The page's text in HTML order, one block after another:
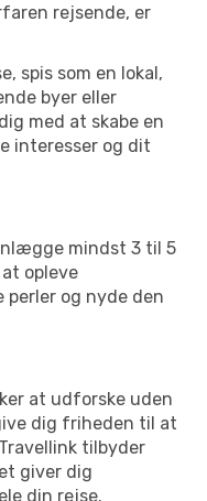
rejsende, er
spis som en lokal,
byer eller
med at skabe en
interesser og dit
mindst 3 til 5
opleve
og nyde den
at udforske uden
dig friheden til at
tilbyder
giver dig
din rejse.